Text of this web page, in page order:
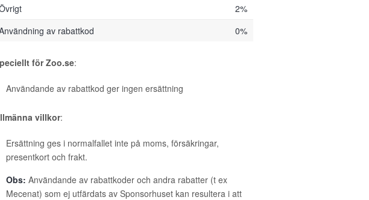
2%
av rabattkod
0%
för Zoo.se:
Användande av rabattkod ger ingen ersättning
villkor:
Ersättning ges i normalfallet inte på moms, försäkringar,
presentkort och frakt.
Obs: Användande av rabattkoder och andra rabatter (t ex
Mecenat) som ej utfärdats av Sponsorhuset kan resultera i att